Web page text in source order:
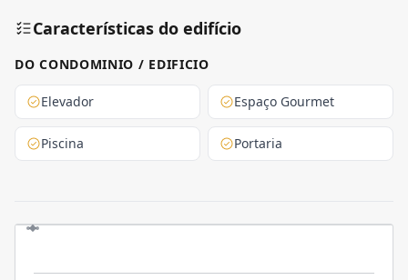
Características do edifício
DO CONDOMINIO / EDIFICIO
Elevador Espaço Gourmet
Piscina Portaria